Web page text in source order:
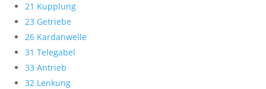
21 Kupplung
23 Getriebe
26 Kardanwelle
31 Telegabel
33 Antrieb
32 Lenkung